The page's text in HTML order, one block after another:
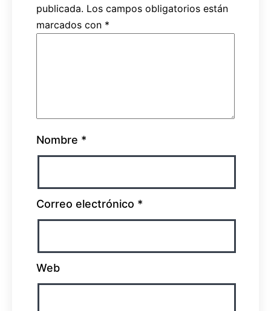
publicada. Los campos obligatorios están
marcados con *
Nombre *
Correo electrónico *
Web